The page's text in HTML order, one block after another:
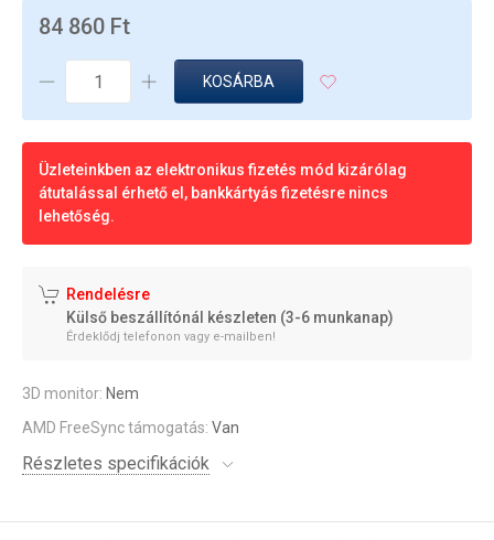
84 860 Ft
KOSÁRBA
Üzleteinkben az elektronikus fizetés mód kizárólag
átutalással érhető el, bankkártyás fizetésre nincs
lehetőség.
Rendelésre
Külső beszállítónál készleten (3-6 munkanap)
Érdeklődj telefonon vagy e-mailben!
3D monitor: Nem
AMD FreeSync támogatás: Van
Részletes specifikációk